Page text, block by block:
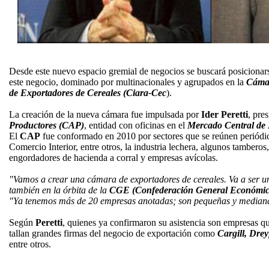
Desde este nuevo espacio gremial de negocios se buscará
este negocio, dominado por multinacionales y agrupados en la
de Exportadores de Cereales (Ciara-Cec).
La creación de la nueva cámara fue impulsada porIder Peretti,
Productores (CAP), entidad con oficinas en el Mercado Central de
El CAP fue conformado en 2010 por sectores que se reúnen
Comercio Interior, entre otros, la industria lechera, algunos
engordadores de hacienda a corral y empresas avícolas.
"Vamos a crear una cámara de exportadores de cereales. Va a ser
también en la órbita de la CGE (Confederación General
"Ya tenemos más de 20 empresas anotadas; son pequeñas y
Según Peretti, quienes ya confirmaron su asistencia son empresas
tallan grandes firmas del negocio de exportación como Cargill,
entre otros.